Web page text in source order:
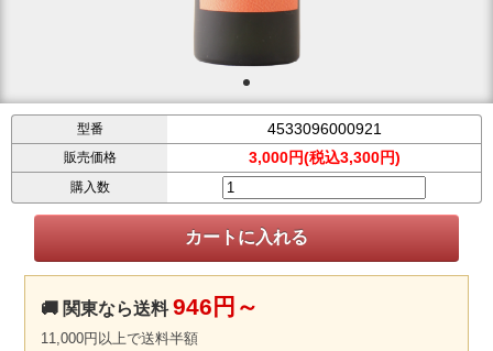
型番 4533096000921
販売価格 3,000円(税込3,300円)
購入数
🚚 関東なら送料946円～
11,000円以上で送料半額